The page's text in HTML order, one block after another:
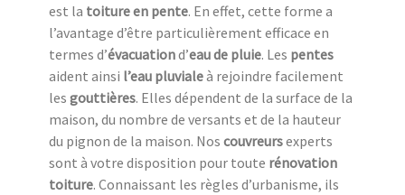
est la toiture en pente. En effet, cette forme a
l’avantage d’être particulièrement efficace en
termes d’évacuationd’eau de pluie. Les pentes
aident ainsi l’eau pluvialeà rejoindre facilement
les gouttières. Elles dépendent de la surface de la
maison, du nombre de versants et de la hauteur
du pignon de la maison. Nos couvreursexperts
sont à votre disposition pour toute rénovation
toiture. Connaissant les règles d’urbanisme, ils